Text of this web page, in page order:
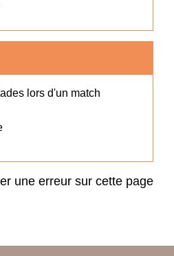
lors d'un match
une erreur sur cette page